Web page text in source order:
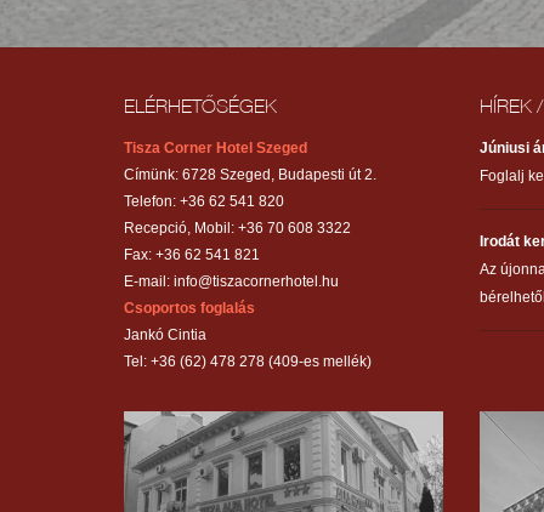
ELÉRHETŐSÉGEK
Tisza Corner Hotel Szeged
Címünk: 6728 Szeged, Budapesti út 2.
Telefon: +36 62 541 820
Recepció, Mobil: +36 70 608 3322
Fax: +36 62 541 821
E-mail: info@tiszacornerhotel.hu
Csoportos foglalás
Jankó Cintia
Tel: +36 (62) 478 278 (409-es mellék)
HÍREK
Júniusi
Foglalj
Irodát
Az